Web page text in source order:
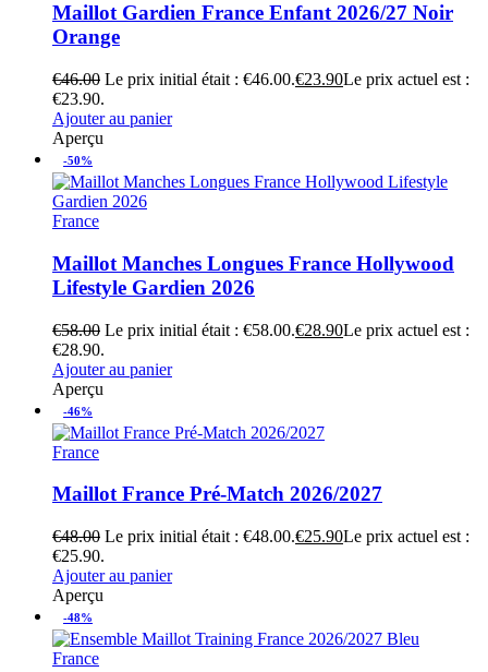
Maillot Gardien France Enfant 2026/27 Noir
Orange
€46.00 Le prix initial était : €46.00.€23.90Le prix actuel est :
€23.90.
Ajouter au panier
Aperçu
-50%
France
Maillot Manches Longues France Hollywood
Lifestyle Gardien 2026
€58.00 Le prix initial était : €58.00.€28.90Le prix actuel est :
€28.90.
Ajouter au panier
Aperçu
-46%
France
Maillot France Pré-Match 2026/2027
€48.00 Le prix initial était : €48.00.€25.90Le prix actuel est :
€25.90.
Ajouter au panier
Aperçu
-48%
France